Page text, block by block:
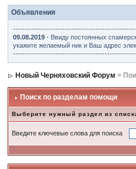
Объявления
09.08.2019 - Ввиду постоянных
укажите желаемый ник и Ваш адрес
Новый Черняховский Форум >
Поиск по разделам помощи
Выберите нужный раздел из
Введите ключевые слова для поиска